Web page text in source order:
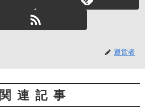
運営者
関連記事